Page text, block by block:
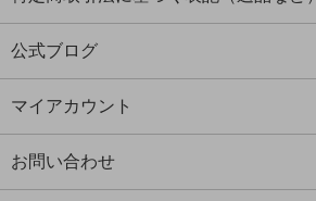
公式ブログ
マイアカウント
お問い合わせ